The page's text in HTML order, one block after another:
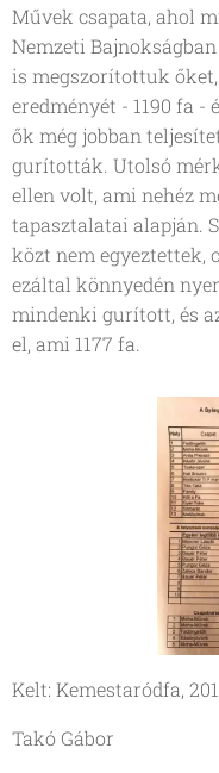
Művek csapata, ahol
Nemzeti
is megszorítottuk
eredményét - 1190 fa
ők még jobban
gurították. Utolsó
ellen volt, ami nehéz
tapasztalatai alapján.
közt nem egyeztettek,
ezáltal könnyedén
mindenki gurított, és
el, ami 1177 fa.
Kelt: Kemestaródfa,
Takó Gábor